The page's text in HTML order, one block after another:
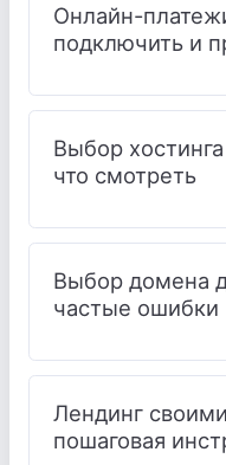
Онлайн-
подключить и
Выбор
что смотреть
Выбор домена
частые ошибки
Лендинг
пошаговая